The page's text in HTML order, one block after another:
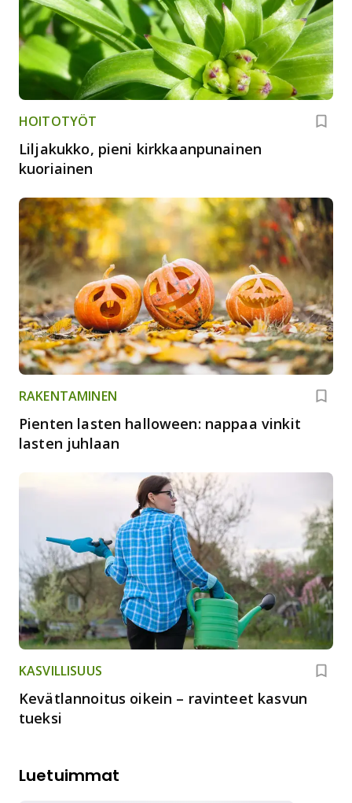
HOITOTYÖT
Liljakukko, pieni kirkkaanpunainen
kuoriainen
RAKENTAMINEN
Pienten lasten halloween: nappaa vinkit
lasten juhlaan
KASVILLISUUS
Kevätlannoitus oikein – ravinteet kasvun
tueksi
Luetuimmat